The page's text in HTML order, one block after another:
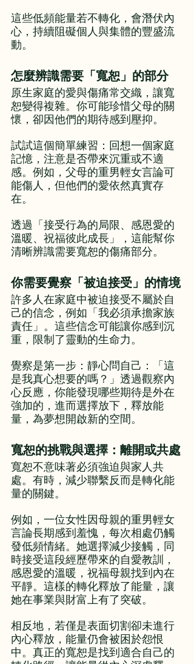
這些低頻能量若不轉化，會潛伏內
心，持續阻礙個人與集體的豐盛流
動。
怎麼辨識需要「寬恕」的部分
原生家庭的愛與傷痛常交織，讓寬
恕變得複雜。你可能珍惜父母的關
懷，卻因他們的期待感到壓抑。
試試這個簡單練習：回想一個家庭
記憶，注意是否帶來沉重或不適
感。例如，父母的重男輕女言論可
能傷人，但他們的愛依然真實存
在。
透過「接受行為的局限、感恩愛的
溫暖、祝福彼此成長」，這能幫你
清晰辨識需要寬恕的傷痛部分。
你需要覺察「被迫接受」的情境
許多人在家庭中被迫接受不屬於自
己的信念，例如「我必須承擔家族
責任」。這些信念可能讓你感到沉
重，限制了靈動的生命力。
覺察是第一步：靜心問自己：「這
是我真心想要的嗎？」透過觀察內
心反應，你能發現哪些期待是外在
強加的，進而選擇放下，釋放能
量，為夢想開啟新的空間。
寬恕的挑戰與選擇：離開或共處
寬恕不意味著必須強迫與家人共
處。有時，減少聯繫反而是轉化能
量的關鍵。
例如，一位女性因母親的重男輕女
言論長期感到羞愧，每次相處仍觸
發低頻情緒。她選擇減少接觸，同
時接受這段經歷帶來的自愛教訓，
感恩愛的溫暖，祝福母親找到內在
平靜。這樣的轉化釋放了能量，讓
她在事業與財富上有了突破。
相反地，若僅是表面切割卻未進行
內心釋放，能量仍會被困於怨恨
中。真正的寬恕是找到適合自己的